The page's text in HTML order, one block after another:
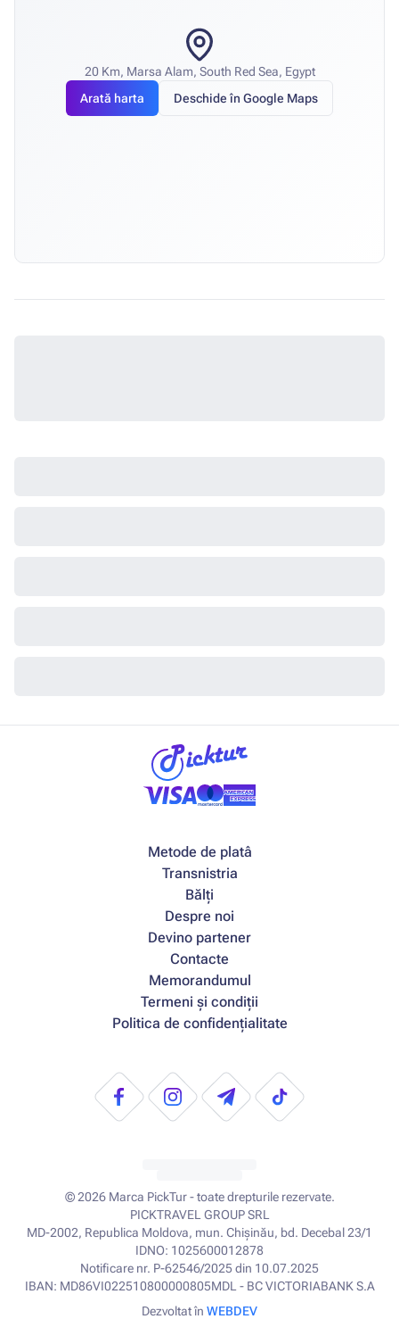
20 Km, Marsa Alam, South Red Sea, Egypt
Arată harta
Deschide în Google Maps
Metode de platâ
Transnistria
Bălți
Despre noi
Devino partener
Contacte
Memorandumul
Termeni și condiții
Politica de confidențialitate
© 2026 Marca PickTur - toate drepturile rezervate.
PICKTRAVEL GROUP SRL
MD-2002, Republica Moldova, mun. Chișinău, bd. Decebal 23/1
IDNO: 1025600012878
Notificare nr. P-62546/2025 din 10.07.2025
IBAN: MD86VI022510800000805MDL - BC VICTORIABANK S.A
Dezvoltat în WEBDEV